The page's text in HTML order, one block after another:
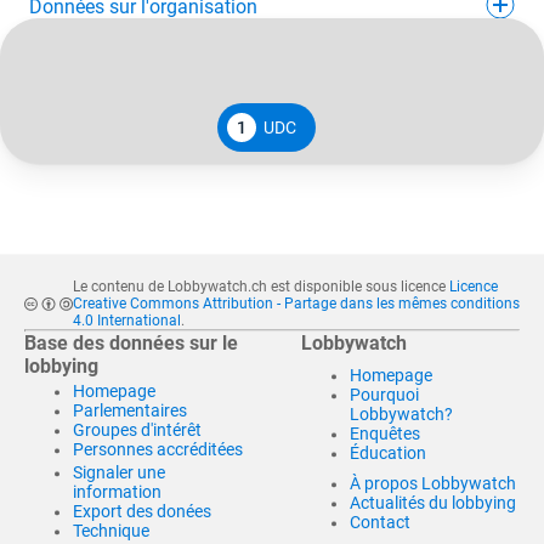
Données sur l'organisation
1 UDC
Le contenu de Lobbywatch.ch est disponible sous licence Licence
Creative Commons Attribution - Partage dans les mêmes conditions
4.0 International .
Base des données sur le
lobbying
Homepage
Parlementaires
Groupes d'intérêt
Personnes accréditées
Signaler une
information
Export des donées
Technique
Lobbywatch
Homepage
Pourquoi
Lobbywatch?
Enquêtes
Éducation
À propos Lobbywatch
Actualités du lobbying
Contact